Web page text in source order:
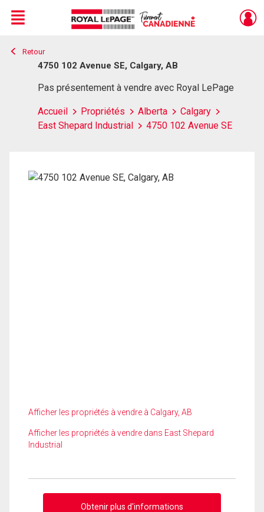
Live
En Direct
Menu
Retour
4750 102 Avenue SE, Calgary, AB
Pas présentement à vendre avec Royal LePage
Accueil Propriétés Alberta
Calgary
East Shepard Industrial
4750 102 Avenue SE
Afficher les propriétés à vendre à Calgary, AB
Afficher les propriétés à vendre dans East Shepard
Industrial
Obtenir plus d'informations